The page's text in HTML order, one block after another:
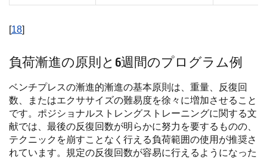
[18]
負荷漸進の原則と6週間のプログラム例
ベンチプレスの漸進的漸進の基本原則は、重量、反復回
数、またはエクササイズの難易度を徐々に増加させること
です。ポジショナルストレングストレーニングに関する文
献では、最後の反復回数が明らかに努力を要するものの、
テクニックを崩すことなく行える負荷範囲の使用が推奨さ
れています。規定の反復回数が容易に行えるようになった